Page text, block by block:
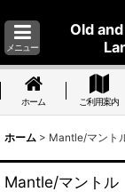
メニュー
Old
ホーム ご利用案内
ホーム > Mantle/マント
Mantle/マントル